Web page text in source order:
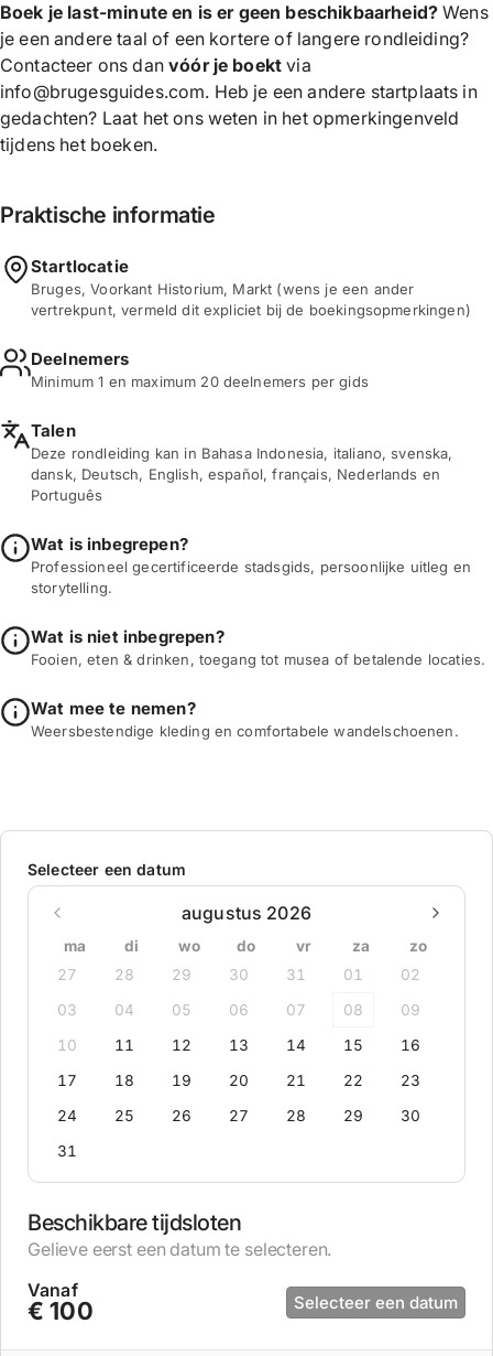
Boek je last-minute en is er geen beschikbaarheid? Wens
je een andere taal of een kortere of langere rondleiding?
Contacteer ons danvóór je boekt via
info@brugesguides.com. Heb je een andere startplaats in
gedachten? Laat het ons weten in het opmerkingenveld
tijdens het boeken.
Praktische informatie
Startlocatie
Bruges, Voorkant Historium, Markt (wens je een ander
vertrekpunt, vermeld dit expliciet bij de boekingsopmerkingen)
Deelnemers
Minimum 1 en maximum 20 deelnemers per gids
Talen
Deze rondleiding kan in Bahasa Indonesia, italiano, svenska,
dansk, Deutsch, English, español, français, Nederlands en
Português
Wat is inbegrepen?
Professioneel gecertificeerde stadsgids, persoonlijke uitleg en
storytelling.
Wat is niet inbegrepen?
Fooien, eten & drinken, toegang tot musea of betalende locaties.
Wat mee te nemen?
Weersbestendige kleding en comfortabele wandelschoenen.
Selecteer een datum
augustus 2026
ma di wo do vr za
zo
27
28 29 30 31 01
02
03
04 05 06 07 08
09
10
11 12 13 14 15
16
17
18 19 20 21 22
23
24
25 26 27 28 29
30
31
Beschikbare tijdsloten
Gelieve eerst een datum te selecteren.
Vanaf
€ 100 Selecteer een datum